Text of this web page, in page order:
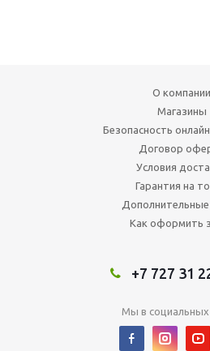
О компании
Магазины
Безопасность
Договор
Условия
Гарантия на
Дополнительные
Как оформить
+7 727 31
Мы в социальных